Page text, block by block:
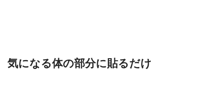
気になる体の部分に貼るだけ